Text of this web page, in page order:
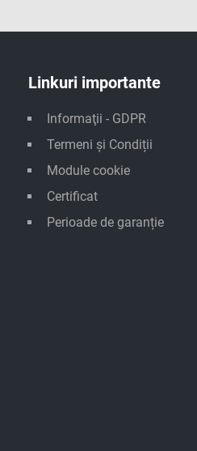
Linkuri importante
Informaţii - GDPR
Termeni și Condiții
Module cookie
Certificat
Perioade de garanție